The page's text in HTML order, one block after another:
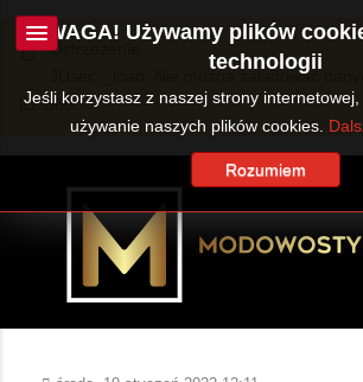
Ostrzeżenie
JUser::_load: Nie można załadować
ID: 360.
UWAGA! Używamy plików
technologii
Jeśli korzystasz z naszej strony
używanie naszych plików cookies.
Rozumiem